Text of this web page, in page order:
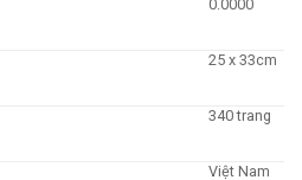
0.0000
25 x 33cm
340 trang
Việt Nam